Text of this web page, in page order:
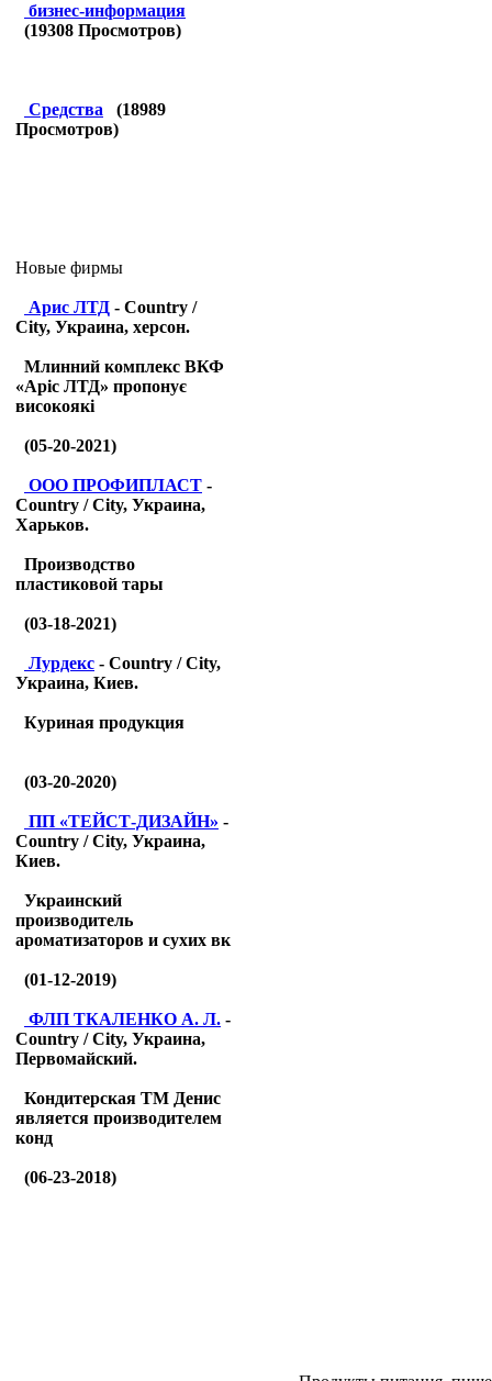
бизнес-информация
(19308 Просмотров)
Средства (18989
Просмотров)
Новые фирмы
Арис ЛТД - Country /
City, Украина, херсон.
Млинний комплекс ВКФ
«Аріс ЛТД» пропонує
високоякі
(05-20-2021)
ООО ПРОФИПЛАСТ -
Country / City, Украина,
Харьков.
Производство
пластиковой тары
(03-18-2021)
Лурдекс - Country / City,
Украина, Киев.
Куриная продукция
(03-20-2020)
ПП «ТЕЙСТ-ДИЗАЙН» -
Country / City, Украина,
Киев.
Украинский
производитель
ароматизаторов и сухих вк
(01-12-2019)
ФЛП ТКАЛЕНКО А. Л. -
Country / City, Украина,
Первомайский.
Кондитерская ТМ Денис
является производителем
конд
(06-23-2018)